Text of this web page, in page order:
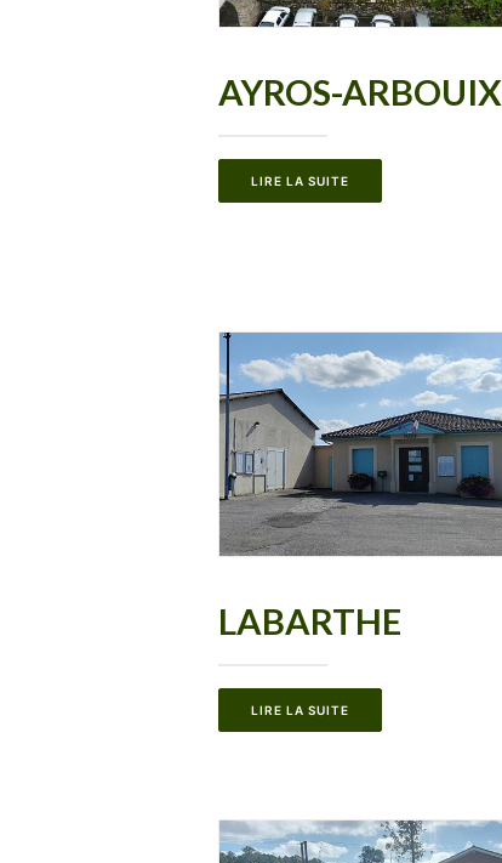
AYROS-ARBOUIX
LIRE LA SUITE
LABARTHE
LIRE LA SUITE